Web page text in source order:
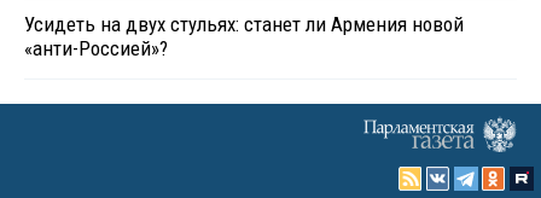
Усидеть на двух стульях: станет ли Армения новой
«анти-Россией»?